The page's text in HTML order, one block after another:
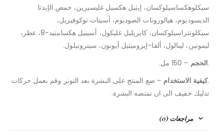
سيكلوهكساسيلوكسان، إيثيل هكسيل غليسيرين، حمض الإيدتا
الديسوديوم، هيالورونات الصوديوم، أسيتات توكوفيريل،
سيكلوتتراسيلوكسان، كابريليل غليكول، أسيتيل هكساببتيد-8، عطر،
ليمونين، لينالول، ألفا-إيزوميثيل أيونون، سيترونيلول.
.الحجم – 150 مل.
.كيفية الاستخدام – ضع المنتج على البشرة بعد التونر وقم بعمل حركات
تدليك خفيف الى ان تمتصه البشرة.
مراجعات (0)